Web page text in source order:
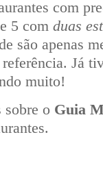
com
e 5 com duas
são apenas
Já
muito!
o Guia